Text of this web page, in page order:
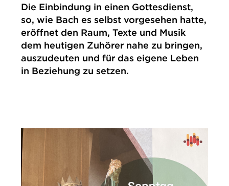
Die Einbindung in einen Gottesdienst,
so, wie Bach es selbst vorgesehen hatte,
eröffnet den Raum, Texte und Musik
dem heutigen Zuhörer nahe zu bringen,
auszudeuten und für das eigene Leben
in Beziehung zu setzen.